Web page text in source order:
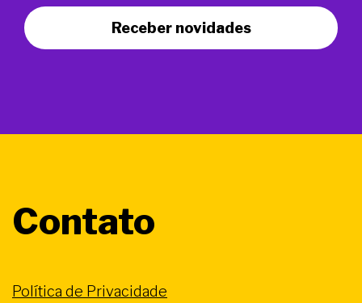
Receber novidades
Contato
Política de Privacidade